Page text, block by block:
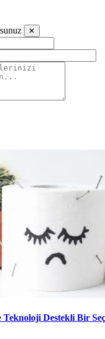
✕
Teknoloji Destekli Bir